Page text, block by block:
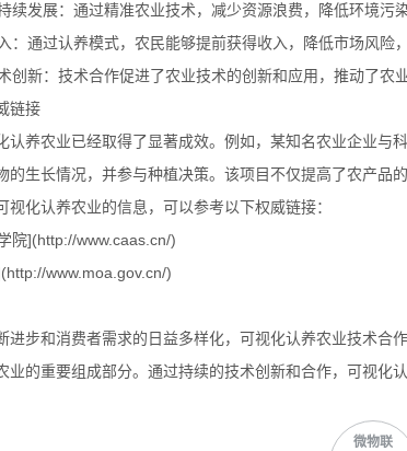
续发展：通过精准农业技术，减少资源浪费，降低环境污
：通过认养模式，农民能够提前获得收入，降低市场风险
创新：技术合作促进了农业技术的创新和应用，推动了农
链接
认养农业已经取得了显著成效。例如，某知名农业企业与
的生长情况，并参与种植决策。该项目不仅提高了农产品
视化认养农业的信息，可以参考以下权威链接：
院](http://www.caas.cn/)
www.moa.gov.cn/)
进步和消费者需求的日益多样化，可视化认养农业技术合
业的重要组成部分。通过持续的技术创新和合作，可视化
微物联